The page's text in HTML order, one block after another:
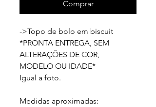
Comprar
->Topo de bolo em biscuit
*PRONTA ENTREGA, SEM
ALTERAÇÕES DE COR,
MODELO OU IDADE*
Igual a foto.
Medidas aproximadas: